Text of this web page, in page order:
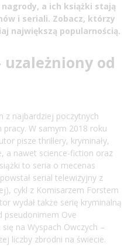
a ich książki stają
i seriali. Zobacz, którzy
największą popularnością.
uzależniony od
z najbardziej poczytnych
W samym 2018 roku
pisze thrillery, kryminały,
a nawet science-fiction oraz
to seria o mecenas
serial telewizyjny z
cykl z Komisarzem Forstem
wydał także serię kryminalną
pseudonimem Ove
na Wyspach Owczych –
liczby zbrodni na świecie.